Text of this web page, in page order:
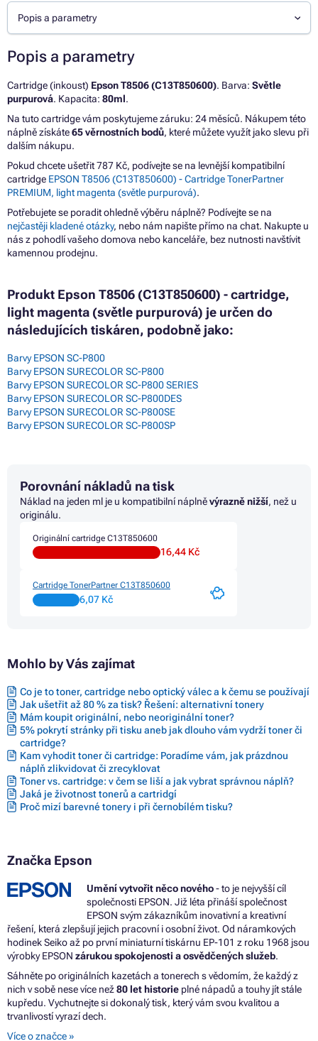
Popis a parametry
Popis a parametry
Cartridge (inkoust) Epson T8506 (C13T850600). Barva: Světle
purpurová. Kapacita: 80ml.
Na tuto cartridge vám poskytujeme záruku: 24 měsíců. Nákupem této
náplně získáte65 věrnostních bodů, které můžete využít jako slevu při
dalším nákupu.
Pokud chcete ušetřit 787 Kč, podívejte se na levnější kompatibilní
cartridge EPSON T8506 (C13T850600) - Cartridge TonerPartner
PREMIUM, light magenta (světle purpurová).
Potřebujete se poradit ohledně výběru náplně? Podívejte se na
nejčastěji kladené otázky, nebo nám napište přímo na chat. Nakupte u
nás z pohodlí vašeho domova nebo kanceláře, bez nutnosti navštívit
kamennou prodejnu.
Produkt Epson T8506 (C13T850600) - cartridge,
light magenta (světle purpurová) je určen do
následujících tiskáren, podobně jako:
Barvy EPSON SC-P800
Barvy EPSON SURECOLOR SC-P800
Barvy EPSON SURECOLOR SC-P800 SERIES
Barvy EPSON SURECOLOR SC-P800DES
Barvy EPSON SURECOLOR SC-P800SE
Barvy EPSON SURECOLOR SC-P800SP
Porovnání nákladů na tisk
Náklad na jeden ml je u kompatibilní náplněvýrazně nižší, než u
originálu.
Originální cartridge C13T850600
16,44 Kč
Cartridge TonerPartner C13T850600
6,07 Kč
Mohlo by Vás zajímat
Co je to toner, cartridge nebo optický válec a k čemu se používají
Jak ušetřit až 80 % za tisk? Řešení: alternativní tonery
Mám koupit originální, nebo neoriginální toner?
5% pokrytí stránky při tisku aneb jak dlouho vám vydrží toner či
cartridge?
Kam vyhodit toner či cartridge: Poradíme vám, jak prázdnou
náplň zlikvidovat či zrecyklovat
Toner vs. cartridge: v čem se liší a jak vybrat správnou náplň?
Jaká je životnost tonerů a cartridgí
Proč mizí barevné tonery i při černobílém tisku?
Značka Epson
Umění vytvořit něco nového- to je nejvyšší cíl
společnosti EPSON. Již léta přináší společnost
EPSON svým zákazníkům inovativní a kreativní
řešení, která zlepšují jejich pracovní i osobní život. Od náramkových
hodinek Seiko až po první miniaturní tiskárnu EP-101 z roku 1968 jsou
výrobky EPSON zárukou spokojenosti a osvědčených služeb.
Sáhněte po originálních kazetách a tonerech s vědomím, že každý z
nich v sobě nese více než80 let historie plné nápadů a touhy jít stále
kupředu. Vychutnejte si dokonalý tisk, který vám svou kvalitou a
trvanlivostí vyrazí dech.
Více o značce »